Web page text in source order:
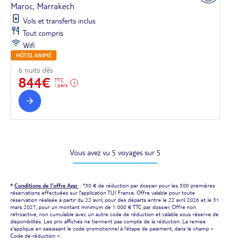
Maroc, Marrakech
Vols et transferts inclus
Tout compris
Wifi
HÔTEL ANIMÉ
6 nuits dès
844€
TTC
/ pers.
Vous avez vu 5 voyages sur 5
* Conditions de l'offre App : *30 € de réduction par dossier pour les 500 premières
réservations effectuées sur l'application TUI France. Offre valable pour toute
réservation réalisée à partir du 22 avril, pour des départs entre le 22 avril 2026 et le 31
mars 2027, pour un montant minimum de 1 000 € TTC par dossier. Offre non
rétroactive, non cumulable avec un autre code de réduction et valable sous réserve de
disponibilités. Les prix affichés ne tiennent pas compte de la réduction. La remise
s'applique en saisissant le code promotionnel à l'étape de paiement, dans le champ «
Code de réduction ».